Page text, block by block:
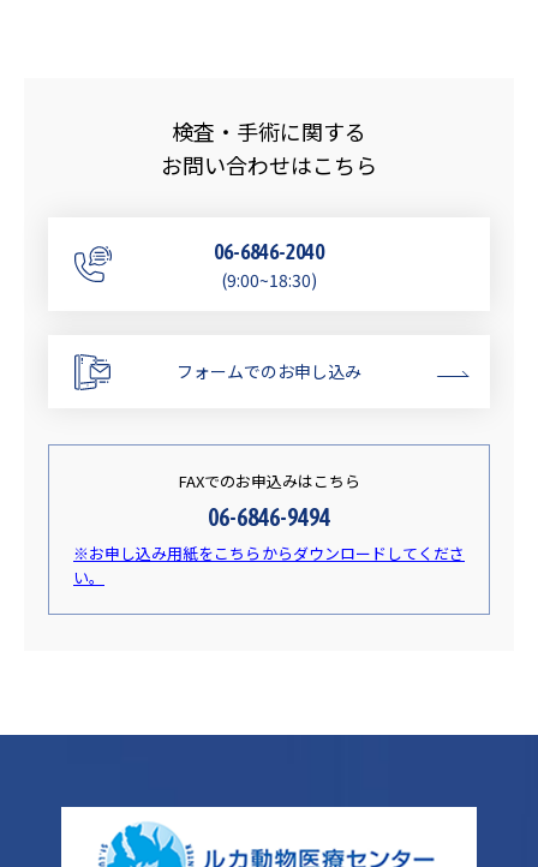
検査・手術に関する
お問い合わせはこちら
06-6846-2040
(9:00~18:30)
フォームでのお申し込み
FAXでのお申込みはこちら
06-6846-9494
※お申し込み用紙をこちらからダウンロードしてくださ
い。